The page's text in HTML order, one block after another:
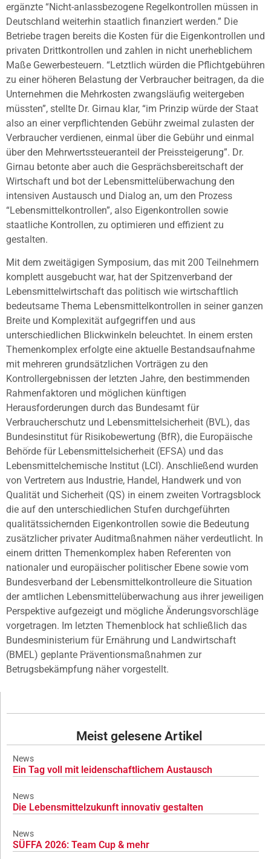
ergänzte “Nicht-anlassbezogene Regelkontrollen müssen in
Deutschland weiterhin staatlich finanziert werden.” Die
Betriebe tragen bereits die Kosten für die Eigenkontrollen und
privaten Drittkontrollen und zahlen in nicht unerheblichem
Maße Gewerbesteuern. “Letztlich würden die Pflichtgebühren
zu einer höheren Belastung der Verbraucher beitragen, da die
Unternehmen die Mehrkosten zwangsläufig weitergeben
müssten”, stellte Dr. Girnau klar, “im Prinzip würde der Staat
also an einer verpflichtenden Gebühr zweimal zulasten der
Verbraucher verdienen, einmal über die Gebühr und einmal
über den Mehrwertssteueranteil der Preissteigerung”. Dr.
Girnau betonte aber auch die Gesprächsbereitschaft der
Wirtschaft und bot der Lebensmittelüberwachung den
intensiven Austausch und Dialog an, um den Prozess
“Lebensmittelkontrollen”, also Eigenkontrollen sowie
staatliche Kontrollen, zu optimieren und effizient zu
gestalten.
Mit dem zweitägigen Symposium, das mit 200 Teilnehmern
komplett ausgebucht war, hat der Spitzenverband der
Lebensmittelwirtschaft das politisch wie wirtschaftlich
bedeutsame Thema Lebensmittelkontrollen in seiner ganzen
Breite und Komplexität aufgegriffen und aus
unterschiedlichen Blickwinkeln beleuchtet. In einem ersten
Themenkomplex erfolgte eine aktuelle Bestandsaufnahme
mit mehreren grundsätzlichen Vorträgen zu den
Kontrollergebnissen der letzten Jahre, den bestimmenden
Rahmenfaktoren und möglichen künftigen
Herausforderungen durch das Bundesamt für
Verbraucherschutz und Lebensmittelsicherheit (BVL), das
Bundesinstitut für Risikobewertung (BfR), die Europäische
Behörde für Lebensmittelsicherheit (EFSA) und das
Lebensmittelchemische Institut (LCI). Anschließend wurden
von Vertretern aus Industrie, Handel, Handwerk und von
Qualität und Sicherheit (QS) in einem zweiten Vortragsblock
die auf den unterschiedlichen Stufen durchgeführten
qualitätssichernden Eigenkontrollen sowie die Bedeutung
zusätzlicher privater Auditmaßnahmen näher verdeutlicht. In
einem dritten Themenkomplex haben Referenten von
nationaler und europäischer politischer Ebene sowie vom
Bundesverband der Lebensmittelkontrolleure die Situation
der amtlichen Lebensmittelüberwachung aus ihrer jeweiligen
Perspektive aufgezeigt und mögliche Änderungsvorschläge
vorgetragen. Im letzten Themenblock hat schließlich das
Bundesministerium für Ernährung und Landwirtschaft
(BMEL) geplante Präventionsmaßnahmen zur
Betrugsbekämpfung näher vorgestellt.
Meist gelesene Artikel
News
Ein Tag voll mit leidenschaftlichem Austausch
News
Die Lebensmittelzukunft innovativ gestalten
News
SÜFFA 2026: Team Cup & mehr